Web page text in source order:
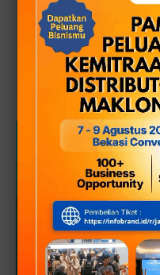
Bekasi, Dariyanto:
GMBI Ke Pemkot
Lulusan SD Yang Tak
Tapi Ini Solusinya